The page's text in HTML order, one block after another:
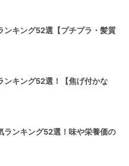
ンキング52選【プチプラ・髪質
ンキング52選！【焦げ付かな
ランキング52選！味や栄養価の